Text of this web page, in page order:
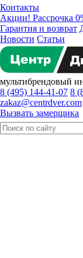
Контакты
Акции! Рассрочка
Гарантия и возврат
Новости Статьи
мультибрендовый
8 (495) 144-41-07 8
zakaz@centrdver.com
Вызвать замерщика